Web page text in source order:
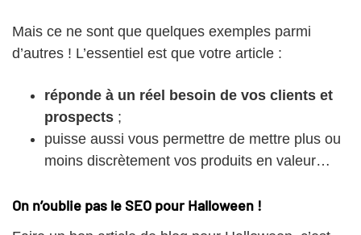
Mais ce ne sont que quelques exemples parmi
d’autres ! L’essentiel est que votre article :
réponde à un réel besoin de vos clients et
prospects ;
puisse aussi vous permettre de mettre plus ou
moins discrètement vos produits en valeur…
On n’oublie pas le SEO pour Halloween !